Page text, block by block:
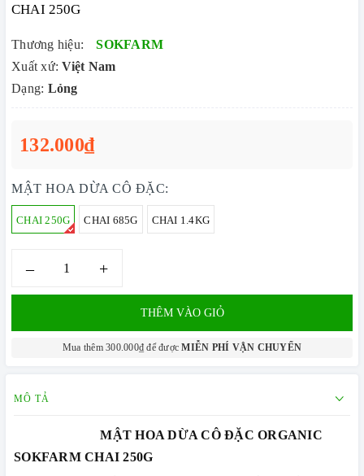
CHAI 250G
Thương hiệu:
SOKFARM
Xuất xứ:Việt Nam
Dạng: Lỏng
132.000₫
MẬT HOA DỪA CÔ ĐẶC:
CHAI 250G CHAI 685G CHAI 1.4KG
– +
THÊM VÀO GIỎ
Mua thêm 300.000₫ để đượcMIỄN PHÍ VẬN CHUYỂN
MÔ TẢ
MẬT HOA DỪA CÔ ĐẶC ORGANIC
SOKFARM CHAI 250G